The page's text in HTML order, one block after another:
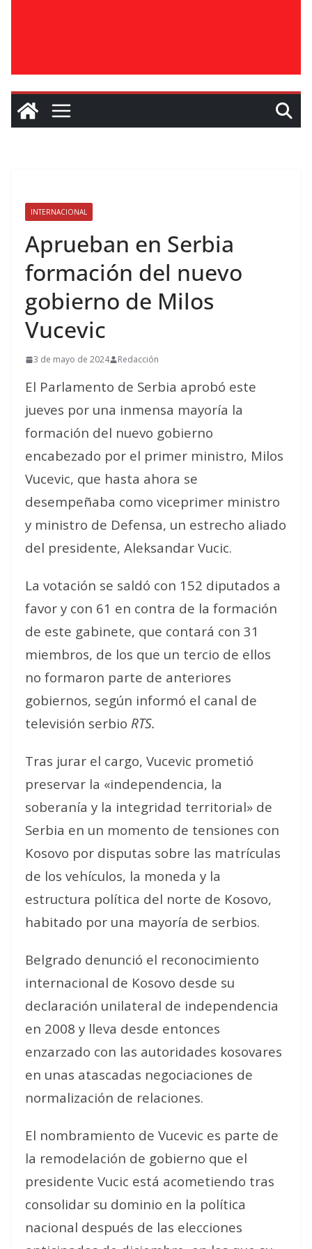
INTERNACIONAL
Aprueban en Serbia
formación del nuevo
gobierno de Milos
Vucevic
3 de mayo de 2024 Redacción
El Parlamento de Serbia aprobó este
jueves por una inmensa mayoría la
formación del nuevo gobierno
encabezado por el primer ministro, Milos
Vucevic, que hasta ahora se
desempeñaba como viceprimer ministro
y ministro de Defensa, un estrecho aliado
del presidente, Aleksandar Vucic.
La votación se saldó con 152 diputados a
favor y con 61 en contra de la formación
de este gabinete, que contará con 31
miembros, de los que un tercio de ellos
no formaron parte de anteriores
gobiernos, según informó el canal de
televisión serbio RTS.
Tras jurar el cargo, Vucevic prometió
preservar la «independencia, la
soberanía y la integridad territorial» de
Serbia en un momento de tensiones con
Kosovo por disputas sobre las matrículas
de los vehículos, la moneda y la
estructura política del norte de Kosovo,
habitado por una mayoría de serbios.
Belgrado denunció el reconocimiento
internacional de Kosovo desde su
declaración unilateral de independencia
en 2008 y lleva desde entonces
enzarzado con las autoridades kosovares
en unas atascadas negociaciones de
normalización de relaciones.
El nombramiento de Vucevic es parte de
la remodelación de gobierno que el
presidente Vucic está acometiendo tras
consolidar su dominio en la política
nacional después de las elecciones